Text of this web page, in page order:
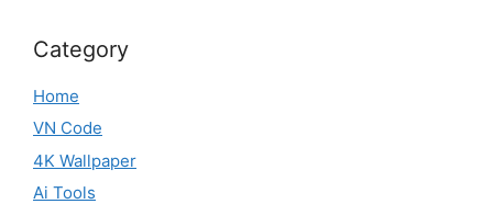
Category
Home
VN Code
4K Wallpaper
Ai Tools